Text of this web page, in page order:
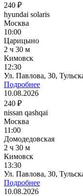
240 ₽
hyundai solaris
Москва
10:00
Царицыно
2 ч 30 м
Кимовск
12:30
Ул. Павлова, 30,
Подробнее
10.08.2026
240 ₽
nissan qashqai
Москва
11:00
Домодедовская
2 ч 30 м
Кимовск
13:30
Ул. Павлова, 30,
Подробнее
10.08.2026